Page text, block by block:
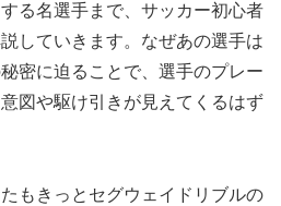
る名選手まで、サッカー初心者
していきます。なぜあの選手は
密に迫ることで、選手のプレー
図や駆け引きが見えてくるはず
もきっとセグウェイドリブルの